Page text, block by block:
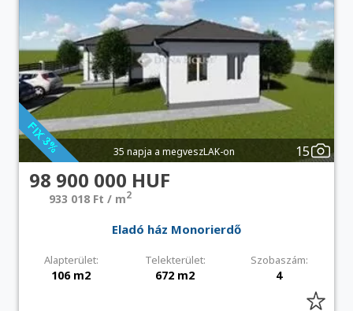
35 napja a megveszLAK-on 15
98 900 000 HUF
933 018 Ft / m2
Eladó ház Monorierdő
Alapterület: Telekterület: Szobaszám:
106 m2 672 m2 4